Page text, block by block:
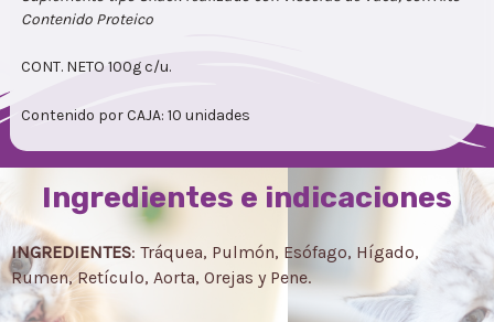
Contenido Proteico
CONT. NETO 100g c/u.
Contenido por CAJA: 10 unidades
Ingredientes e indicaciones
INGREDIENTES: Tráquea, Pulmón, Esófago, Hígado,
Rumen, Retículo, Aorta, Orejas y Pene.